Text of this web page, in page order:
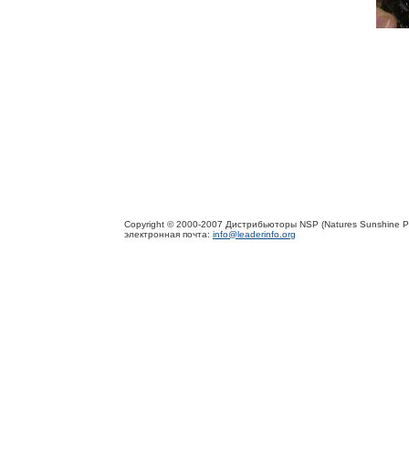
Copyright © 2000-2007 Дистрибьюторы NSP (Natures Sunshine
электронная почта: info@leaderinfo.org